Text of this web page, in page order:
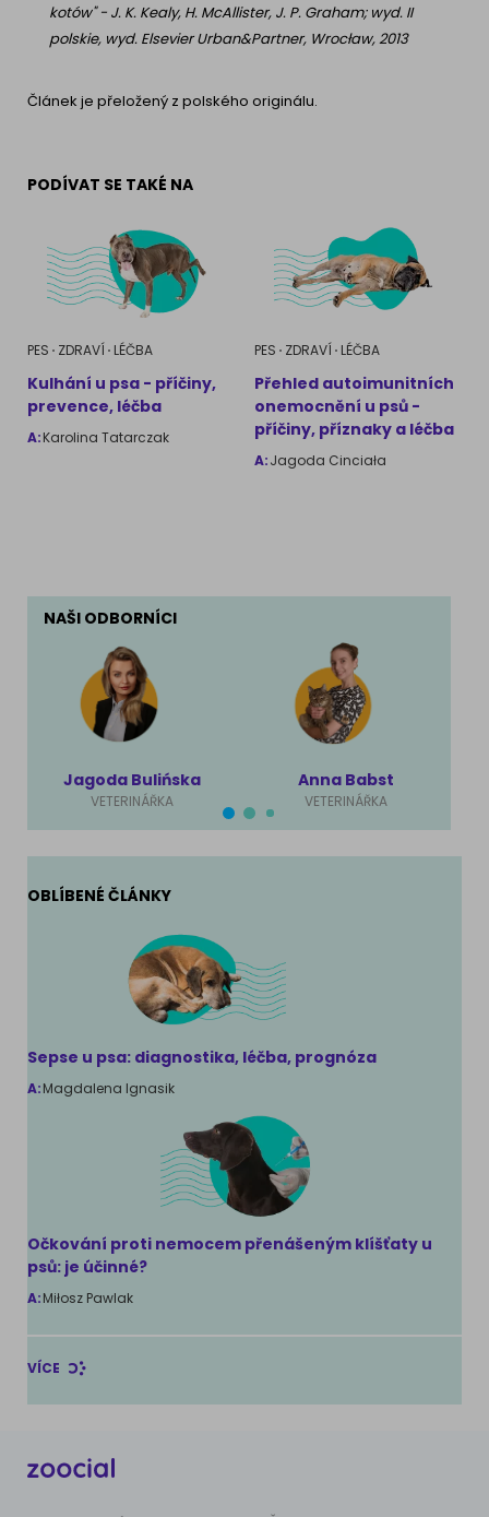
kotów" - J. K. Kealy, H. McAllister, J. P. Graham; wyd. II
polskie, wyd. Elsevier Urban&Partner, Wrocław, 2013
Článek je přeložený z polského originálu.
PODÍVAT SE TAKÉ NA
PES ZDRAVÍ LÉČBA
Kulhání u psa - příčiny,
prevence, léčba
A:Karolina Tatarczak
PES ZDRAVÍ LÉČBA
Přehled autoimunitních
onemocnění u psů -
příčiny, příznaky a léčba
A:Jagoda Cinciała
NAŠI ODBORNÍCI
Jagoda Bulińska
VETERINÁŘKA
Anna Babst
VETERINÁŘKA
OBLÍBENÉ ČLÁNKY
Sepse u psa: diagnostika, léčba, prognóza
A:Magdalena Ignasik
Očkování proti nemocem přenášeným klíšťaty u
psů: je účinné?
A:Miłosz Pawlak
VÍCE